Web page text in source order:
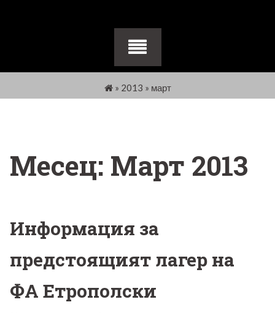
» 2013 » март
Месец: Март 2013
Информация за
предстоящият лагер на
ФА Етрополски